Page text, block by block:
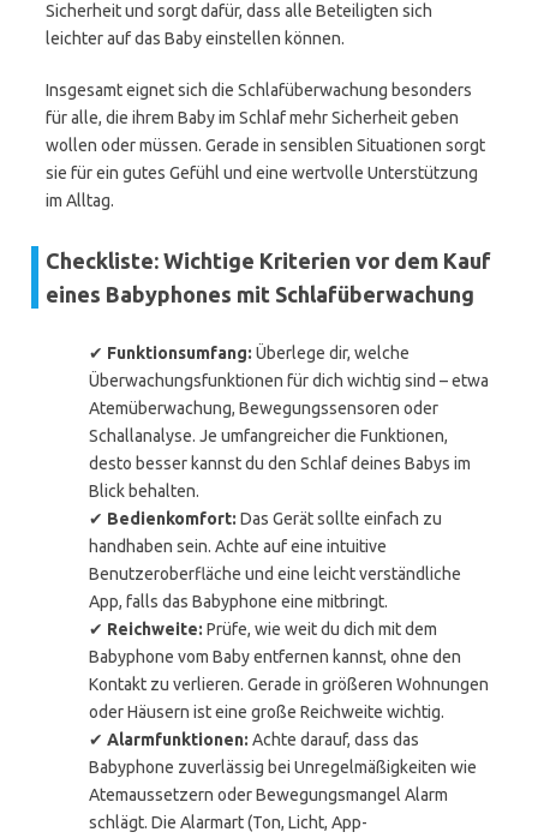
Sicherheit und sorgt dafür, dass alle Beteiligten sich
leichter auf das Baby einstellen können.
Insgesamt eignet sich die Schlafüberwachung besonders
für alle, die ihrem Baby im Schlaf mehr Sicherheit geben
wollen oder müssen. Gerade in sensiblen Situationen sorgt
sie für ein gutes Gefühl und eine wertvolle Unterstützung
im Alltag.
Checkliste: Wichtige Kriterien vor dem Kauf
eines Babyphones mit Schlafüberwachung
✔ Funktionsumfang: Überlege dir, welche
Überwachungsfunktionen für dich wichtig sind – etwa
Atemüberwachung, Bewegungssensoren oder
Schallanalyse. Je umfangreicher die Funktionen,
desto besser kannst du den Schlaf deines Babys im
Blick behalten.
✔ Bedienkomfort: Das Gerät sollte einfach zu
handhaben sein. Achte auf eine intuitive
Benutzeroberfläche und eine leicht verständliche
App, falls das Babyphone eine mitbringt.
✔ Reichweite: Prüfe, wie weit du dich mit dem
Babyphone vom Baby entfernen kannst, ohne den
Kontakt zu verlieren. Gerade in größeren Wohnungen
oder Häusern ist eine große Reichweite wichtig.
✔ Alarmfunktionen: Achte darauf, dass das
Babyphone zuverlässig bei Unregelmäßigkeiten wie
Atemaussetzern oder Bewegungsmangel Alarm
schlägt. Die Alarmart (Ton, Licht, App-